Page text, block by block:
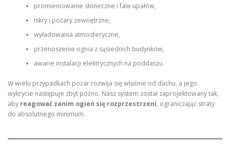
promieniowanie słoneczne i fale upałów,
iskry i pożary zewnętrzne,
wyładowania atmosferyczne,
przenoszenie ognia z sąsiednich budynków,
awarie instalacji elektrycznych na poddaszu.
W wielu przypadkach pożar rozwija się właśnie od dachu, a jego
wykrycie następuje zbyt późno. Nasz system został zaprojektowany tak,
aby reagować zanim ogień się rozprzestrzeni, ograniczając straty
do absolutnego minimum.